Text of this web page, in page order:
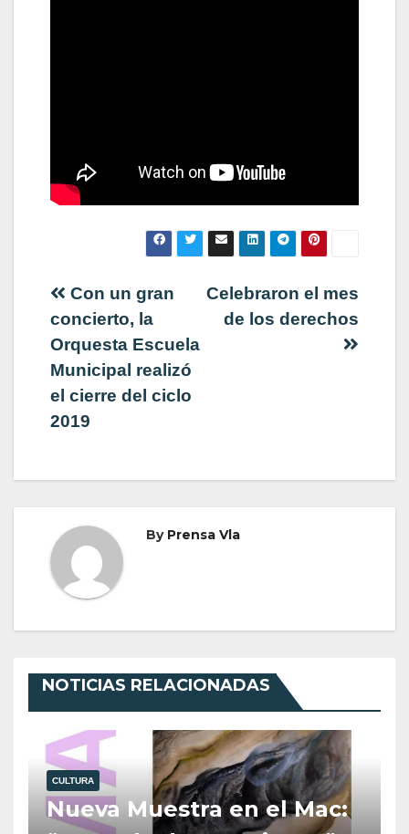
Navegación
de
entradas
Celebraron el mes
de los derechos
Con un gran
concierto, la
Orquesta Escuela
Municipal realizó
el cierre del ciclo
2019
By Prensa Vla
NOTICIAS RELACIONADAS
CULTURA
Nueva Muestra en el Mac: